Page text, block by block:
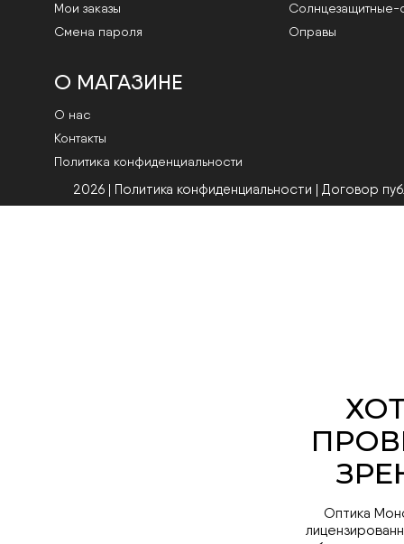
Мои заказы
Смена пароля
Cолнцезащитные-
Оправы
О МАГАЗИНЕ
О нас
Контакты
Политика конфиденциальности
2026 | Политика конфиденциальности Договор
Оптика